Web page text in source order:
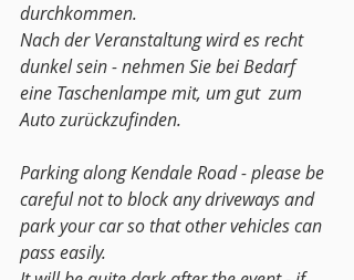
durchkommen.
Nach der Veranstaltung wird es recht
dunkel sein - nehmen Sie bei Bedarf
eine Taschenlampe mit, um gut  zum
Auto zurückzufinden.
Parking along Kendale Road - please be
careful not to block any driveways and
park your car so that other vehicles can
pass easily.